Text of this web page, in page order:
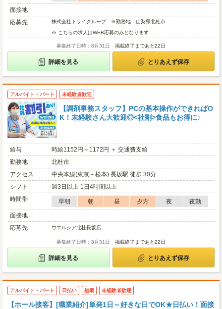
面接地
応募先
株式会社トライグループ ※勤務地：山梨県北杜市
※ こちらの求人はWEB応募のみとなります
募集終了日時：8月31日 掲載終了まであと22日
詳細を見る とりあえず保存
アルバイト・パート 未経験者歓迎
【調剤事務スタッフ】PCの基本操作ができればO
K！未経験さん大歓迎◎<社割>食品もお得に♪
給与
時給1152円～1172円 ＋ 交通費支給
勤務地
北杜市
アクセス
中央本線(東京－松本) 長坂駅 徒歩 30分
シフト
週3日以上 1日4時間以上
時間帯
早朝 朝 昼 夕方 夜
夜勤
面接地
応募先
ウエルシア北杜長坂店
募集終了日時：8月31日 掲載終了まであと22日
詳細を見る とりあえず保存
アルバイト・パート 日払い 短期 未経験者歓迎
【ホール接客】[職業紹介]単発1日～好きな日でOK★日払い！面接